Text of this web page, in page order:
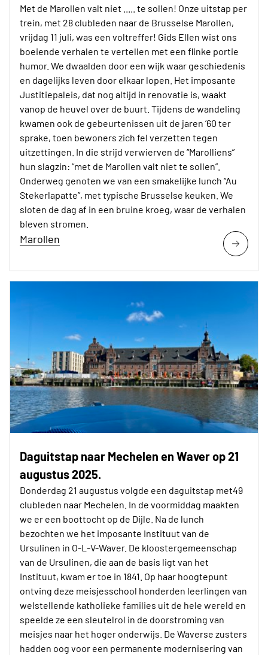
Met de Marollen valt niet ..... te sollen! Onze uitstap per
trein, met 28 clubleden naar de Brusselse Marollen,
vrijdag 11 juli, was een voltreffer! Gids Ellen wist ons
boeiende verhalen te vertellen met een flinke portie
humor. We dwaalden door een wijk waar geschiedenis
en dagelijks leven door elkaar lopen. Het imposante
Justitiepaleis, dat nog altijd in renovatie is, waakt
vanop de heuvel over de buurt. Tijdens de wandeling
kwamen ook de gebeurtenissen uit de jaren ’60 ter
sprake, toen bewoners zich fel verzetten tegen
uitzettingen. In die strijd verwierven de “Marolliens”
hun slagzin: “met de Marollen valt niet te sollen”.
Onderweg genoten we van een smakelijke lunch “Au
Stekerlapatte”, met typische Brusselse keuken. We
sloten de dag af in een bruine kroeg, waar de verhalen
bleven stromen.
Marollen
Daguitstap naar Mechelen en Waver op 21
augustus 2025.
Donderdag 21 augustus volgde een daguitstap met49
clubleden naar Mechelen. In de voormiddag maakten
we er een boottocht op de Dijle. Na de lunch
bezochten we het imposante Instituut van de
Ursulinen in O-L-V-Waver. De kloostergemeenschap
van de Ursulinen, die aan de basis ligt van het
Instituut, kwam er toe in 1841. Op haar hoogtepunt
ontving deze meisjesschool honderden leerlingen van
welstellende katholieke families uit de hele wereld en
speelde ze een sleutelrol in de doorstroming van
meisjes naar het hoger onderwijs. De Waverse zusters
hadden oog voor een permanente modernisering van